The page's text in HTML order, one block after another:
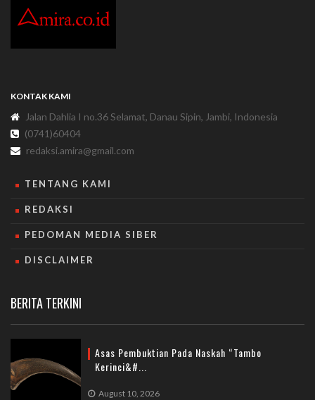
KONTAK KAMI
Jalan Dahlia I no.36 Selamat, Danau Sipin, Jambi, Indonesia
(0741)60404
redaksi.amira@gmail.com
TENTANG KAMI
REDAKSI
PEDOMAN MEDIA SIBER
DISCLAIMER
BERITA TERKINI
Asas Pembuktian Pada Naskah “Tambo
Kerinci&#...
August 10, 2026